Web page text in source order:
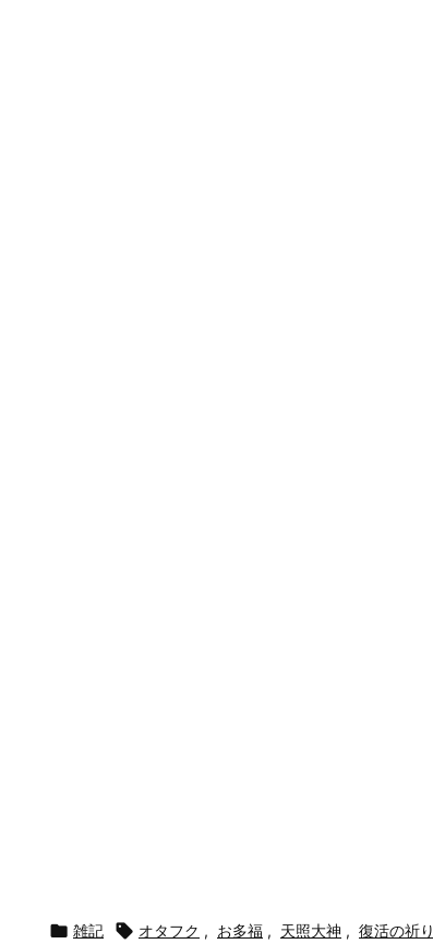
 雑記  オタフク , お多福 , 天照大神 , 復活の祈り